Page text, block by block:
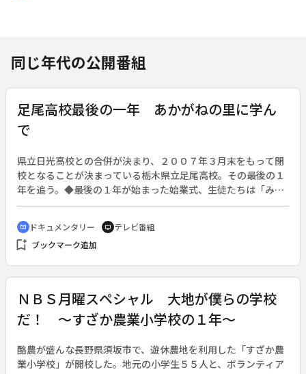
同じ年代の公開番組
足尾高校最後の一年 あかがねの里に学ん
で
県立日光高校との合併が決まり、２００７年３月末をもって閉
校となることが決まっている栃木県立足尾高校。その最後の１
年を追う。◆最後の１年が始まった始業式、生徒たちは「みん
なで学校を盛り上げていきたい」と話すが“閉校”の実感はまだ
ない。学校が年間のテーマとして掲げたのは「町への恩返しと
思い出づくり」。生徒たちは植樹や町内清掃に取り組む。閉校
が近づき、長年授業で使われてきた工作機械が運び出されてい
cinematic_blur ドキュメンタリー tv テレビ番組
bookmark_add ブックマーク追加
ＮＢＳ月曜スペシャル 大地が僕らの学校
だ！ ～すざか農業小学校の１年～
酪農が盛んな長野県須坂市で、遊休農地を利用した「すざか農
業小学校」が開校した。地元の小学生５５人と、ボランティア